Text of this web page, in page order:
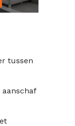
tussen